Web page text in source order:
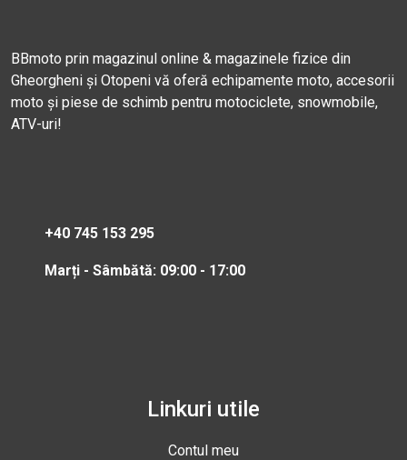
BBmoto prin magazinul online & magazinele fizice din
Gheorgheni și Otopeni vă oferă echipamente moto, accesorii
moto și piese de schimb pentru motociclete, snowmobile,
ATV-uri!
+40 745 153 295
Marți - Sâmbătă: 09:00 - 17:00
Linkuri utile
Contul meu